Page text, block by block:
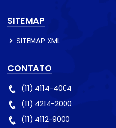
SITEMAP
SITEMAP XML
CONTATO
(11) 4114-4004
(11) 4214-2000
(11) 4112-9000